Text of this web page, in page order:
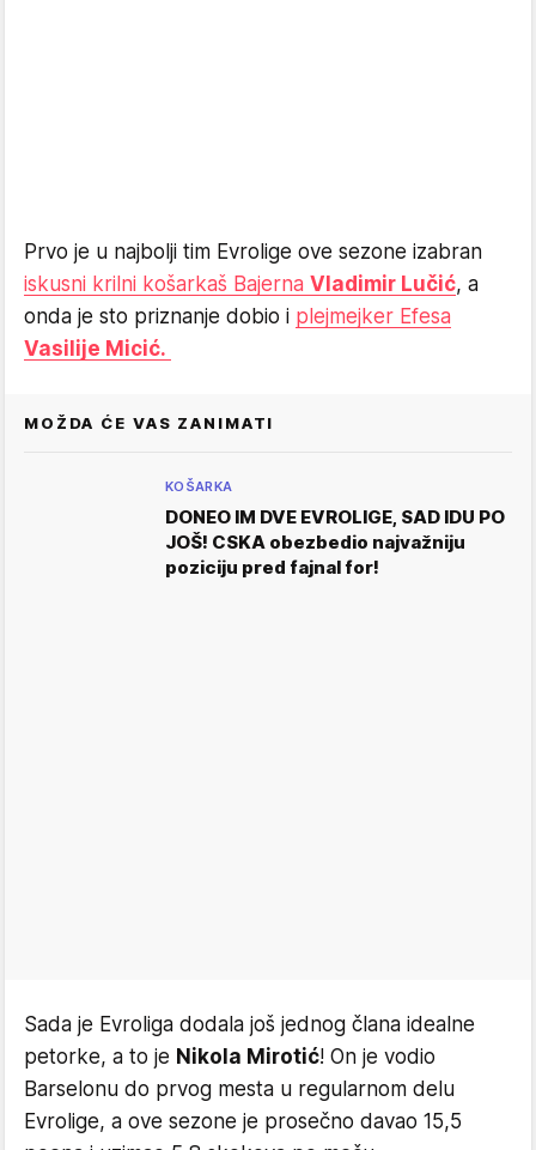
Prvo je u najbolji tim Evrolige ove sezone izabran
iskusni krilni košarkaš Bajerna Vladimir Lučić, a
onda je sto priznanje dobio i plejmejker Efesa
Vasilije Micić.
MOŽDA ĆE VAS ZANIMATI
KOŠARKA
DONEO IM DVE EVROLIGE, SAD IDU PO
JOŠ! CSKA obezbedio najvažniju
poziciju pred fajnal for!
Sada je Evroliga dodala još jednog člana idealne
petorke, a to je Nikola Mirotić! On je vodio
Barselonu do prvog mesta u regularnom delu
Evrolige, a ove sezone je prosečno davao 15,5